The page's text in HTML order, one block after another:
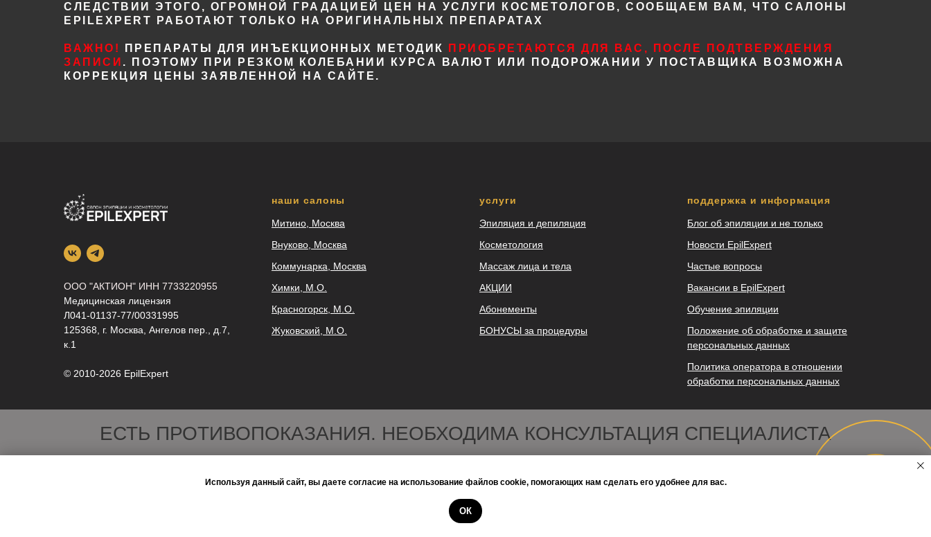
СЛЕДСТВИИ ЭТОГО, ОГРОМНОЙ ГРАДАЦИЕЙ ЦЕН НА УСЛУГИ КОСМЕТОЛОГОВ, СООБЩАЕМ ВАМ, ЧТО САЛОНЫ
EPILEXPERT РАБОТАЮТ ТОЛЬКО НА ОРИГИНАЛЬНЫХ ПРЕПАРАТАХ
ВАЖНО! ПРЕПАРАТЫ ДЛЯ ИНЪЕКЦИОННЫХ МЕТОДИК
ПРИОБРЕТАЮТСЯ ДЛЯ ВАС, ПОСЛЕ ПОДТВЕРЖДЕНИЯ
ЗАПИСИ . ПОЭТОМУ ПРИ РЕЗКОМ КОЛЕБАНИИ КУРСА ВАЛЮТ ИЛИ ПОДОРОЖАНИИ У ПОСТАВЩИКА ВОЗМОЖНА
КОРРЕКЦИЯ ЦЕНЫ ЗАЯВЛЕННОЙ НА САЙТЕ.
ООО "АКТИОН" ИНН 7733220955
Медицинская лицензия
Л041-01137-77/00331995
125368, г. Москва, Ангелов пер., д.7,
к.1
© 2010-2026 EpilEхрert
наши салоны
Митино, Москва
Внуково, Москва
Коммунарка, Москва
Химки, М.О.
Красногорск, М.О.
Жуковский, М.О.
услуги
Эпиляция и депиляция
Косметология
Массаж лица и тела
АКЦИИ
Абонементы
БОНУСЫ за процедуры
поддержка и информация
Блог об эпиляции и не только
Новости EpilExpert
Частые вопросы
Вакансии в EpilExpert
Обучение эпиляции
Положение об обработке и защите
персональных данных
Политика оператора в отношении
обработки персональных данных
ЕСТЬ ПРОТИВОПОКАЗАНИЯ. НЕОБХОДИМА КОНСУЛЬТАЦИЯ СПЕЦИАЛИСТА
Используя данный сайт, вы даете согласие на использование файлов cookie, помогающих нам сделать его удобнее для вас.
ОК